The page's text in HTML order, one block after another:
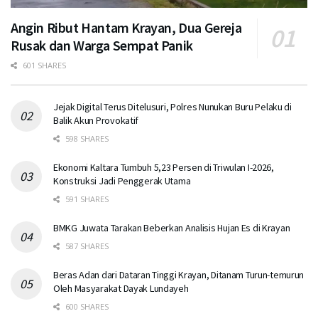
Angin Ribut Hantam Krayan, Dua Gereja
Rusak dan Warga Sempat Panik
601 SHARES
Jejak Digital Terus Ditelusuri, Polres Nunukan Buru Pelaku di
Balik Akun Provokatif
598 SHARES
Ekonomi Kaltara Tumbuh 5,23 Persen di Triwulan I-2026,
Konstruksi Jadi Penggerak Utama
591 SHARES
BMKG Juwata Tarakan Beberkan Analisis Hujan Es di Krayan
587 SHARES
Beras Adan dari Dataran Tinggi Krayan, Ditanam Turun-temurun
Oleh Masyarakat Dayak Lundayeh
600 SHARES